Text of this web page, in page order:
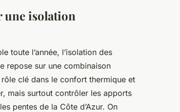
une isolation
toute l’année, l’isolation des
repose sur une combinaison
clé dans le confort thermique et
mais surtout contrôler les apports
pentes de la Côte d’Azur. On